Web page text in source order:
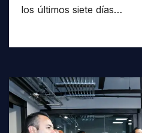
los últimos siete días…